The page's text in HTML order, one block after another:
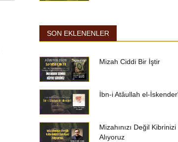
SON EKLENENLER
Mizah Ciddi Bir İştir
İbn-i Atâullah el-
Mizahınızı Değil
Alıyoruz